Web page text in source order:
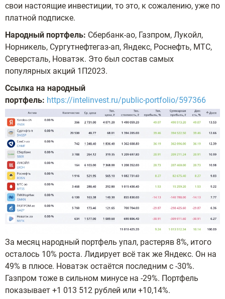
свои настоящие инвестиции, то это, к сожалению, уже по
платной подписке.
Народный портфель: Сбербанк-ао, Газпром, Лукойл,
Норникель, Сургутнефтегаз-ап, Яндекс, Роснефть, МТС,
Северсталь, Новатэк. Это был состав самых
популярных акций 1П2023.
Ссылка на народный
портфель: https://intelinvest.ru/public-portfolio/597366
За месяц народный портфель упал, растеряв 8%, итого
осталось 10% роста. Лидирует всё так же Яндекс. Он на
49% в плюсе. Новатэк остаётся последним с -30%.
Газпром тоже в сильном минусе на -29%. Портфель
показывает +1 013 512 рублей или +10,14%.